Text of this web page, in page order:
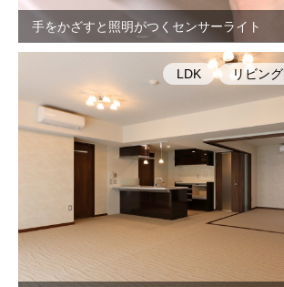
手をかざすと照明がつくセンサーライト
LDK リビング